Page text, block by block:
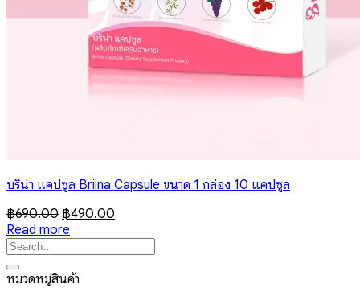
บริน่า แคปซูล Briina Capsule ขนาด 1 กล่อง 10 แคปซูล
฿690.00 Original
price
฿490.00
Read more
Search
for:
หมวดหมู่สินค้า